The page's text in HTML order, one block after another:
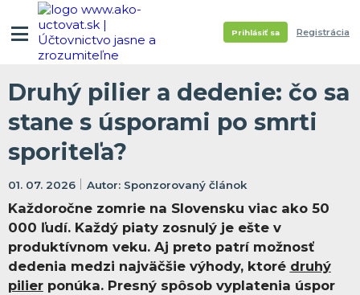
Prihlásiť sa Registrácia
Druhý pilier a dedenie: čo sa
stane s úsporami po smrti
sporiteľa?
01. 07. 2026 Sponzorovaný článok
Každoročne zomrie na Slovensku viac ako 50
000 ľudí. Každý piaty zosnulý je ešte v
produktívnom veku. Aj preto patrí možnosť
dedenia medzi najväčšie výhody, ktoré druhý
pilierponúka. Presný spôsob vyplatenia úspor